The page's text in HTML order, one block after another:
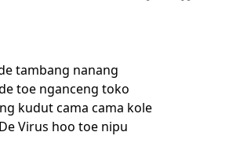
tambang nanang
toe nganceng toko
kudut cama cama kole
Virus hoo toe nipu